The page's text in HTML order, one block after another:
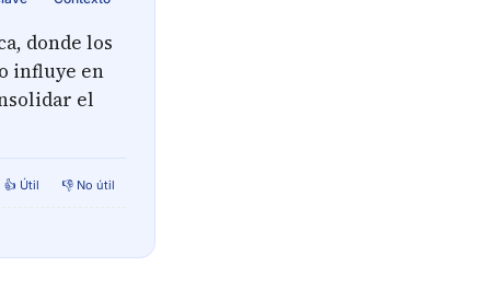
donde los
influye en
el
👍 Útil 👎 No útil